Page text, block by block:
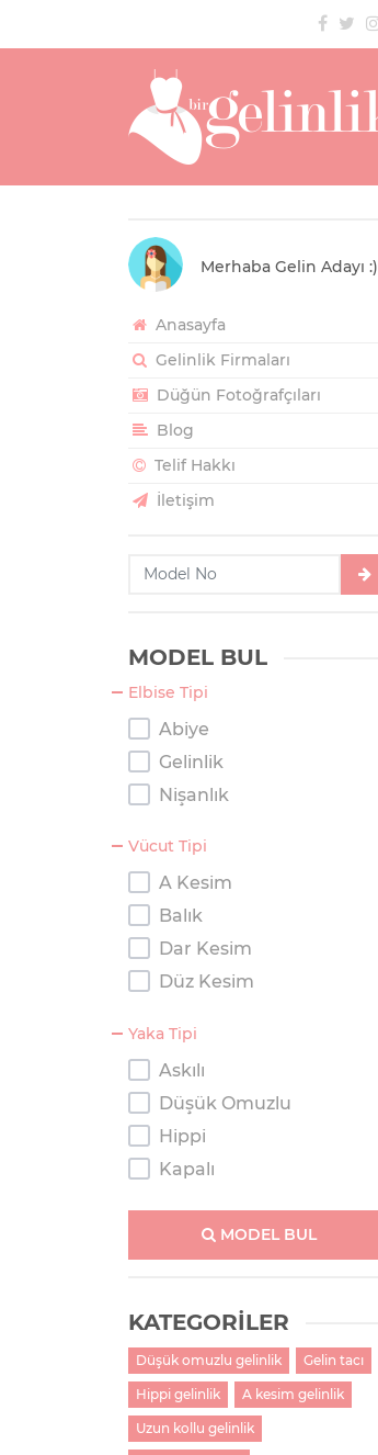
Merhaba Gelin Adayı :)
Anasayfa
Gelinlik Firmaları
Düğün Fotoğrafçıları
Blog
Telif Hakkı
İletişim
MODEL BUL
Elbise Tipi
Abiye
Gelinlik
Nişanlık
Vücut Tipi
A Kesim
Balık
Dar Kesim
Düz Kesim
Kısa
Prenses
Salaş
Tulum
Yaka Tipi
Askılı
Düşük Omuzlu
Hippi
Kapalı
Kolsuz
M Yaka
Tek Omuzlu
Tesettür
Transparan Omuzlu
V Yaka
MODEL BUL
KATEGORİLER
Düşük omuzlu gelinlik Gelin tacı
Hippi gelinlik A kesim gelinlik
Uzun kollu gelinlik